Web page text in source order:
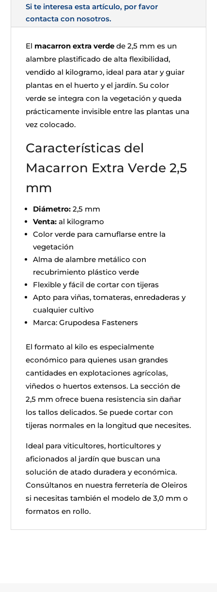
Si te interesa esta artículo, por favor
contacta con nosotros.
El macarron extra verde de 2,5 mm es un
alambre plastificado de alta flexibilidad,
vendido al kilogramo, ideal para atar y guiar
plantas en el huerto y el jardín. Su color
verde se integra con la vegetación y queda
prácticamente invisible entre las plantas una
vez colocado.
Características del
Macarron Extra Verde 2,5
mm
Diámetro: 2,5 mm
Venta: al kilogramo
Color verde para camuflarse entre la
vegetación
Alma de alambre metálico con
recubrimiento plástico verde
Flexible y fácil de cortar con tijeras
Apto para viñas, tomateras, enredaderas y
cualquier cultivo
Marca: Grupodesa Fasteners
El formato al kilo es especialmente
económico para quienes usan grandes
cantidades en explotaciones agrícolas,
viñedos o huertos extensos. La sección de
2,5 mm ofrece buena resistencia sin dañar
los tallos delicados. Se puede cortar con
tijeras normales en la longitud que necesites.
Ideal para viticultores, horticultores y
aficionados al jardín que buscan una
solución de atado duradera y económica.
Consúltanos en nuestra ferretería de Oleiros
si necesitas también el modelo de 3,0 mm o
formatos en rollo.